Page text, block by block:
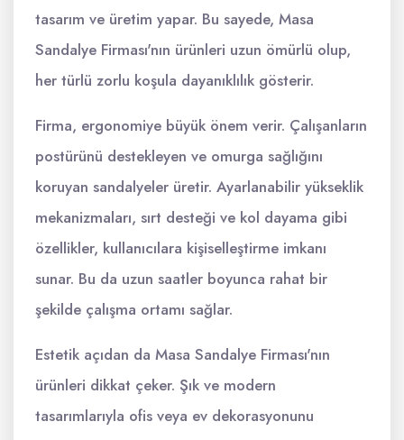
tasarım ve üretim yapar. Bu sayede, Masa
Sandalye Firması'nın ürünleri uzun ömürlü olup,
her türlü zorlu koşula dayanıklılık gösterir.
Firma, ergonomiye büyük önem verir. Çalışanların
postürünü destekleyen ve omurga sağlığını
koruyan sandalyeler üretir. Ayarlanabilir yükseklik
mekanizmaları, sırt desteği ve kol dayama gibi
özellikler, kullanıcılara kişiselleştirme imkanı
sunar. Bu da uzun saatler boyunca rahat bir
şekilde çalışma ortamı sağlar.
Estetik açıdan da Masa Sandalye Firması'nın
ürünleri dikkat çeker. Şık ve modern
tasarımlarıyla ofis veya ev dekorasyonunu